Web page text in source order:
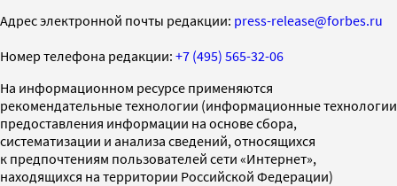
Адрес электронной почты редакции: press-release@forbes.ru
Номер телефона редакции: +7 (495) 565-32-06
На информационном ресурсе применяются
рекомендательные технологии (информационные технологии
предоставления информации на основе сбора,
систематизации и анализа сведений, относящихся
к предпочтениям пользователей сети «Интернет»,
находящихся на территории Российской Федерации)